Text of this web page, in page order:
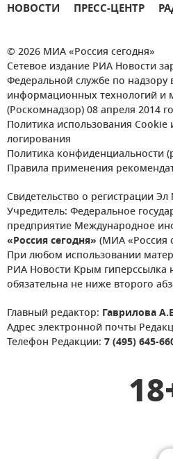
НОВОСТИ ПРЕСС-ЦЕНТР
© 2026 МИА «Россия сегодня»
Сетевое издание РИА Новости
Федеральной службе по надзору
информационных технологий и
(Роскомнадзор) 08 апреля 2014
Политика использования Cookie
логирования
Политика конфиденциальности
Правила применения
Свидетельство о регистрации
Учредитель: Федеральное
предприятие Международное
«Россия сегодня» (МИА «Россия
При любом использовании
РИА Новости Крым гиперссылка
обязательна не ниже второго
Главный редактор: Гаврилова
Адрес электронной почты
Телефон Редакции: 7 (495) 645-